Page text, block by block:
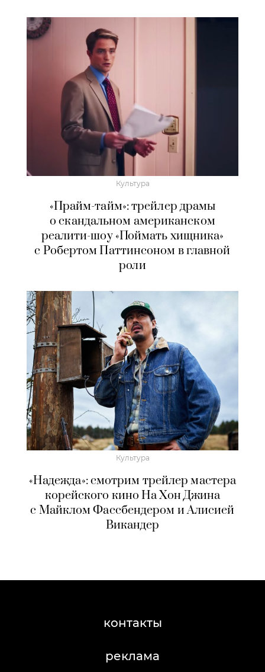
Культура
«Прайм-тайм»: трейлер драмы
о скандальном американском
реалити-шоу «Поймать хищника»
с Робертом Паттинсоном в главной
роли
Культура
«Надежда»: смотрим трейлер мастера
корейского кино На Хон Джина
с Майклом Фассбендером и Алисией
Викандер
контакты
реклама